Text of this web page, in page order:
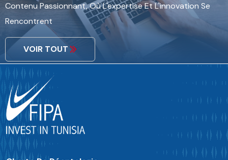
Contenu Passionnant, Où L'expertise Et L'innovation Se
Rencontrent
VOIR TOUT